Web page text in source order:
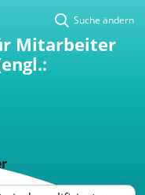
Suche ändern
Mitarbeiter